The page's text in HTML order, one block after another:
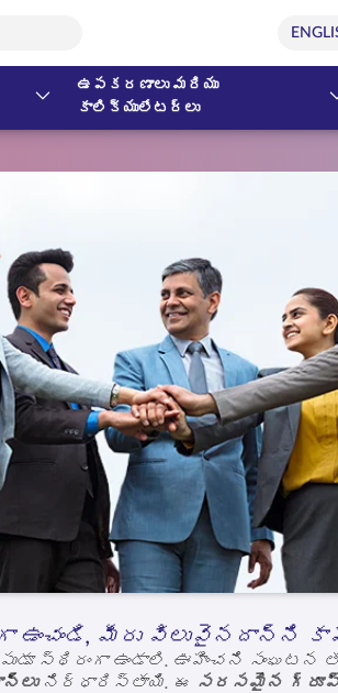
ఉపకరణాలు మరియు
కాలిక్యులేటర్లు
మీరు విలువైనదాన్ని
స్థిరంగా ఉండాలి. ఊహించని
నిర్ధారిస్తాయి. ఈ సరసమైన